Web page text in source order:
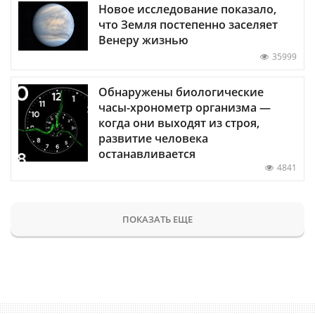
Новое исследование показало,
что Земля постепенно заселяет
Венеру жизнью
35999
Обнаружены биологические
часы-хронометр организма —
когда они выходят из строя,
развитие человека
останавливается
4841
ПОКАЗАТЬ ЕЩЕ